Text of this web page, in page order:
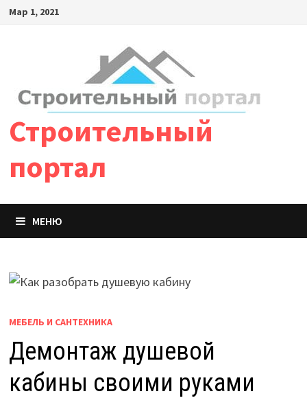
Мар 1, 2021
Строительный
портал
МЕНЮ
МЕБЕЛЬ И САНТЕХНИКА
Демонтаж душевой
кабины своими руками